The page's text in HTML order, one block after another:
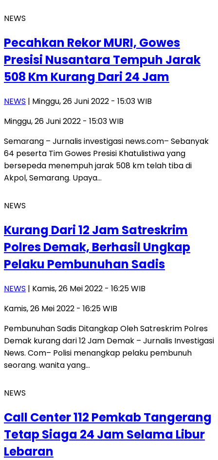
NEWS
Pecahkan Rekor MURI, Gowes
Presisi Nusantara Tempuh Jarak
508 Km Kurang Dari 24 Jam
NEWS | Minggu, 26 Juni 2022 - 15:03 WIB
Minggu, 26 Juni 2022 - 15:03 WIB
Semarang – Jurnalis investigasi news.com– Sebanyak
64 peserta Tim Gowes Presisi Khatulistiwa yang
bersepeda menempuh jarak 508 km telah tiba di
Akpol, Semarang. Upaya…
NEWS
Kurang Dari 12 Jam Satreskrim
Polres Demak, Berhasil Ungkap
Pelaku Pembunuhan Sadis
NEWS | Kamis, 26 Mei 2022 - 16:25 WIB
Kamis, 26 Mei 2022 - 16:25 WIB
Pembunuhan Sadis Ditangkap Oleh Satreskrim Polres
Demak kurang dari 12 Jam Demak – Jurnalis Investigasi
News. Com– Polisi menangkap pelaku pembunuh
seorang. wanita yang…
NEWS
Call Center 112 Pemkab Tangerang
Tetap Siaga 24 Jam Selama Libur
Lebaran